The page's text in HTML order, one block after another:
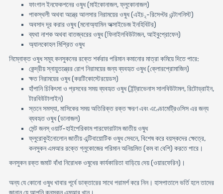
ফাংগাল ইনফেকশনের ওষুধ (মাইকোনাজল, ফ্লুকোনাজল)
পাকস্থলী অথবা অন্ত্রে আলসার নিরাময়ের ওষুধ (এইচ২-রিসেপ্টর এন্টাগনিস্ট)
অবসাদ দূর করার ওষুধ (মনোঅ্যামিন অক্সাইডেজ ইনহিবিটর)
ব্যথা নাশক অথবা বাতজ্বরের ওষুধ (ফিনাইলবিউটাজন, আইবুপ্রোফেন)
অ্যালকোহল মিশ্রিত ওষুধ
নিম্নোক্ত ওষুধ সমূহ কনসুকনের রক্তে শর্করার পরিমান কমানোর মাত্রা কমিয়ে দিতে পারে:
কেন্দ্রীয় স্নায়ুতন্ত্রের রোগ নিরাময়ের জন্য ব্যবহৃত ওষুধ (ক্লোরপ্রোমাজিন)
ক্ষত নিরাময়ের ওষুধ (করটিকোস্টেরয়েডস)
হাঁপানি চিকিৎসা ও প্রসবের সময় ব্যবহৃত ওষুধ (ইন্ট্রাভেনাস সালবিউটামল, রিটোড্রাইন,
টারবিউটালাইন)
স্তনে সমস্যা, মাসিকের সময় অতিরিক্ত রক্ত ক্ষরণ এবং এণ্ডোমেট্রিওসিস এর জন্য
ব্যবহৃত ওষুধ (ডানাজল)
সেন্ট জনস্ ওয়ার্ট-হাইপেরিকাম পারফোরাটাম জাতীয় ওষুধ
ফ্লুরোকুইনোলোন জাতীয় এন্টিবায়োটিক ওষুধ সেবনে, বিশেষ করে বয়স্কদের ক্ষেত্রে,
কনসুকন এমআর রক্তে গ্লুকোজের পরিমান অনিয়মিত (কম বা বেশি) করতে পারে।
কনসুকন রক্ত জমাট বাঁধা নিরোধক ওষুধের কার্যকারিতা বাড়িয়ে দেয় (ওয়ারফেরিন)।
অন্য যে কোনো ওষুধ খাবার পূর্বে ডাক্তারের সাথে পরামর্শ করে নিন। হাসপাতালে ভর্তি হলে তাদের